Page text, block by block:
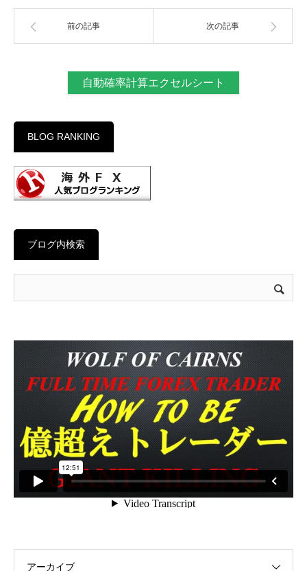
前の記事 次の記事
自動確率計算エクセルシート
BLOG RANKING
ブログ内検索
アーカイブ